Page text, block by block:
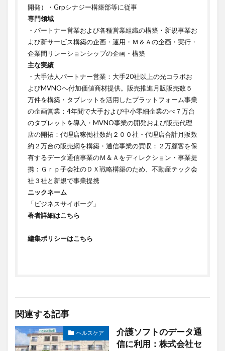
開発）・Grpシナジー構築部等に従事
専門領域
・パートナー営業および各種営業組織の構築・新規事業お
よび新サービス構築の企画・運用・Ｍ＆Ａの企画・実行・
企業間リレーションシップの企画・構築ㅤㅤㅤㅤㅤㅤㅤㅤ
主な実績
・大手法人パートナー営業：大手20社以上の光コラボお
よびMVNOへ付加価値商材提供。販売推進月販販売数５
万件を構築・タブレットを活用したプラットフォーム事業
の企画営業：4年間で大手および中小零細企業のべ７万台
のタブレットを導入・MVNO事業の開発および販売代理
店の開拓：代理店稼働社数約２００社・代理店合計月販数
約２万台の販売網を構築・通信事業の買収：２万顧客を保
有するデータ通信事業のＭ＆Ａをディレクション・事業提
携：Ｇｒｐ子会社のＤＸ戦略構築のため、不動産テック会
社３社と新規で事業提携
ニックネーム
「ビジネスサイボーグ」
著者詳細はこちら
編集ポリシーはこちら
関連する記事
ヘルスケア
介護ソフトのデータ通
信に利用：株式会社セ